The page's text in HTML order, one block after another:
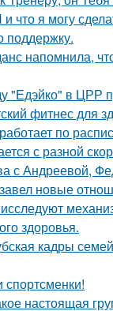
что я могу
поддержку.
напомнила,
"Едэйко" в ЦРР
фитнес для
по
с разной
с Андреевой,
новые
здоровья.
кадры
настоящая